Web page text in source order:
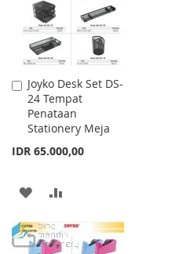
Joyko Desk Set DS-
24 Tempat
Penataan
Stationery Meja
IDR 65.000,00
Add
to
Cart
ADD
TO
WISH
TO
COMPARE